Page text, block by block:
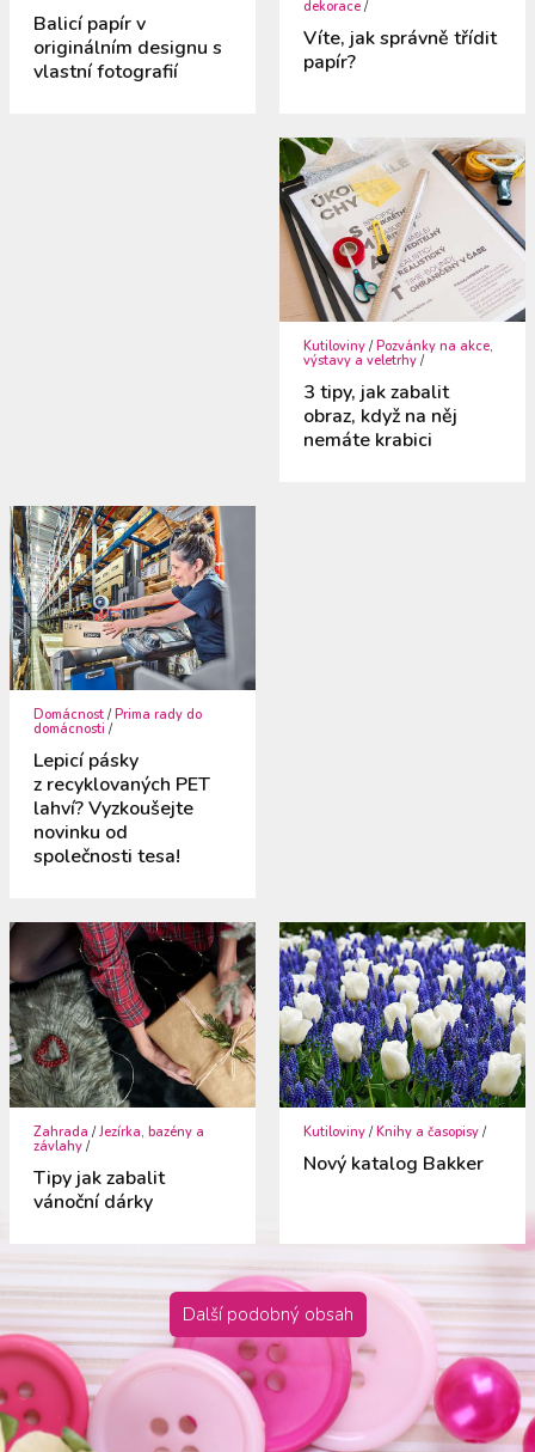
Balicí papír v
originálním designu s
vlastní fotografií
dekorace /
Víte, jak správně třídit
papír?
Kutiloviny /Pozvánky na akce,
výstavy a veletrhy /
3 tipy, jak zabalit
obraz, když na něj
nemáte krabici
Domácnost /Prima rady do
domácnosti /
Lepicí pásky
z recyklovaných PET
lahví? Vyzkoušejte
novinku od
společnosti tesa!
Zahrada /Jezírka, bazény a
závlahy /
Tipy jak zabalit
vánoční dárky
Kutiloviny /Knihy a časopisy /
Nový katalog Bakker
Další podobný obsah